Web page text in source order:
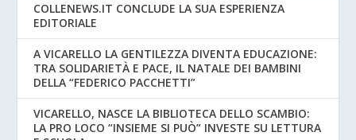
COLLENEWS.IT CONCLUDE LA SUA ESPERIENZA
EDITORIALE
A VICARELLO LA GENTILEZZA DIVENTA EDUCAZIONE:
TRA SOLIDARIETÀ E PACE, IL NATALE DEI BAMBINI
DELLA “FEDERICO PACCHETTI”
VICARELLO, NASCE LA BIBLIOTECA DELLO SCAMBIO:
LA PRO LOCO “INSIEME SI PUÒ” INVESTE SU LETTURA